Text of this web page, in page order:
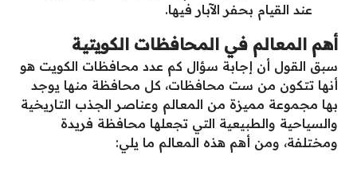
عند القيام بحفر الآبار فيها.
أهم المعالم في المحافظات الكويتية
سبق القول أن إجابة سؤال كم عدد محافظات الكويت هو
أنها تتكون من ست محافظات، كل محافظة منها يوجد
بها مجموعة مميزة من المعالم وعناصر الجذب التاريخية
والسياحية والطبيعية التي تجعلها محافظة فريدة
ومختلفة، ومن أهم هذه المعالم ما يلي: